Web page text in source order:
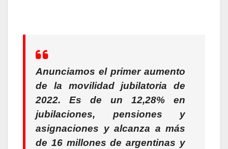
Anunciamos el primer aumento
de la movilidad jubilatoria de
2022. Es de un 12,28% en
jubilaciones, pensiones y
asignaciones y alcanza a más
de 16 millones de argentinas y